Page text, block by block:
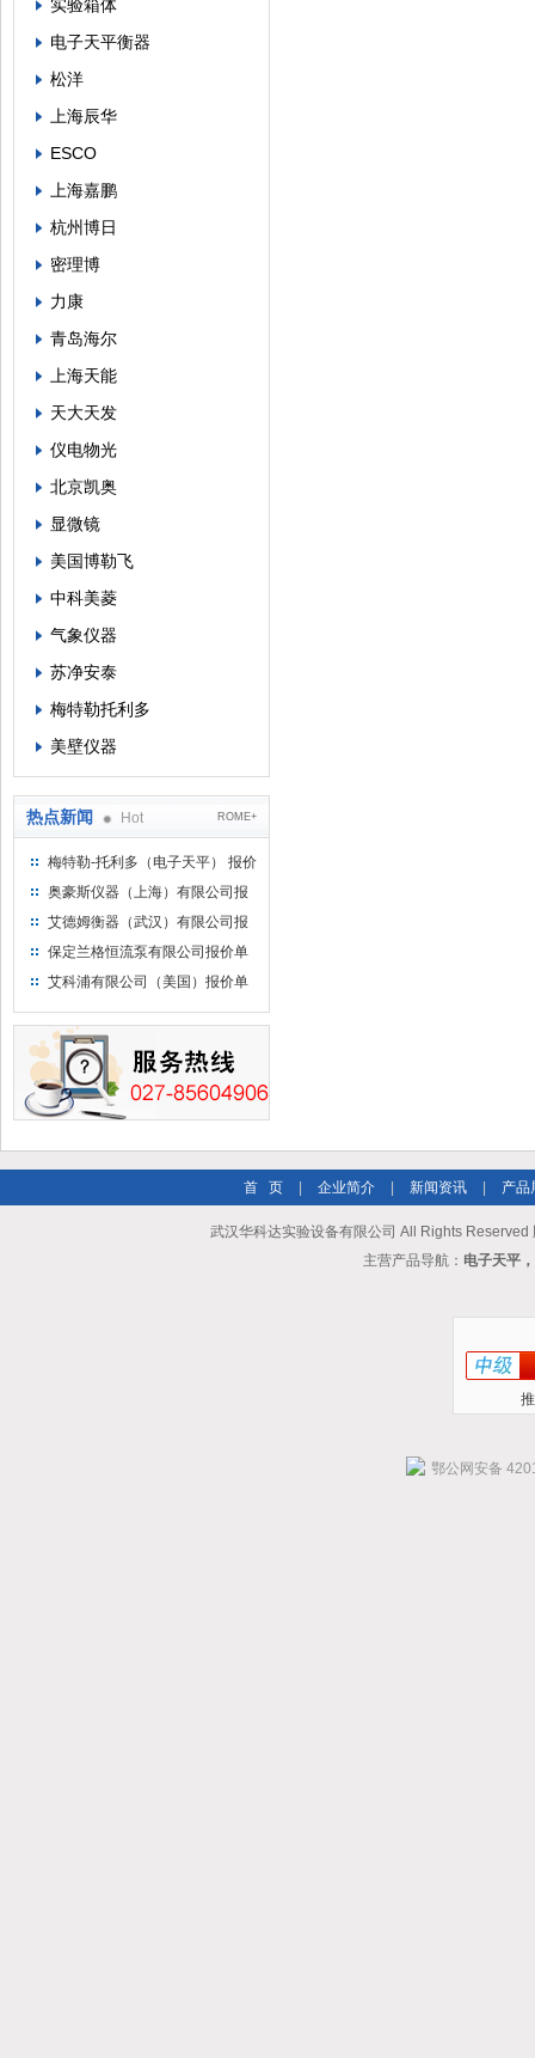
实验箱体
电子天平衡器
松洋
上海辰华
ESCO
上海嘉鹏
杭州博日
密理博
力康
青岛海尔
上海天能
天大天发
仪电物光
北京凯奥
显微镜
美国博勒飞
中科美菱
气象仪器
苏净安泰
梅特勒托利多
美壁仪器
热点新闻 Hot ROME+
梅特勒-托利多（电子天平） 报价
单
奥豪斯仪器（上海）有限公司报
价单
艾德姆衡器（武汉）有限公司报
价单
保定兰格恒流泵有限公司报价单
艾科浦有限公司（美国）报价单
首 页 企业简介 新闻资讯 产品
武汉华科达实验设备有限公司 All Rights Reserved
主营产品导航： 电子天平
鄂公网安备